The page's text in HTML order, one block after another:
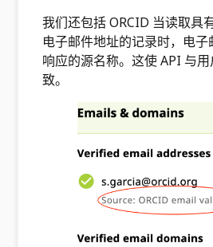
我们还包括 ORCID 当读取具
电子邮件地址的记录时，电
响应的源名称。这使 API 与
致。